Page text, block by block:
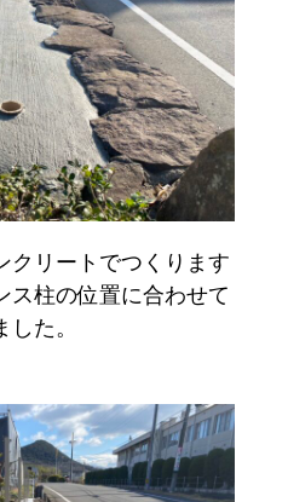
クリートでつくります
ス柱の位置に合わせて
た。